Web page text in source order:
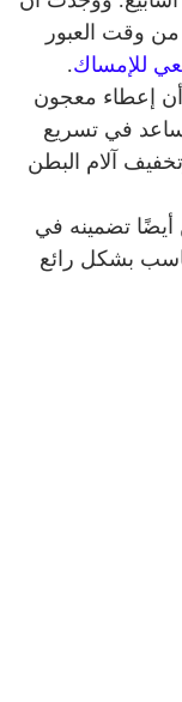
وقت العبور
للإمساك.
إعطاء معجون
ساعد في تسريع
آلام البطن
أيضًا تضمينه في
بشكل رائع